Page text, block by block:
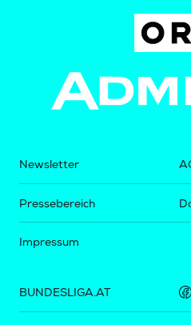
Newsletter
Pressebereich
Impressum
BUNDESLIGA.AT